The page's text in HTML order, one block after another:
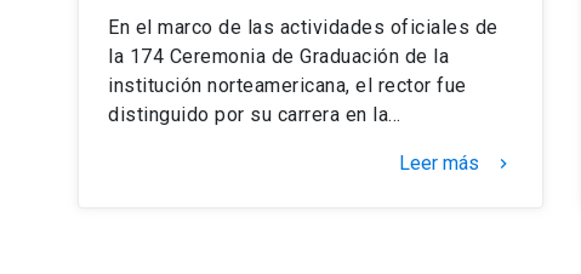
En el marco de las actividades oficiales de
la 174 Ceremonia de Graduación de la
institución norteamericana, el rector fue
distinguido por su carrera en la…
Leer más keyboard_arrow_right